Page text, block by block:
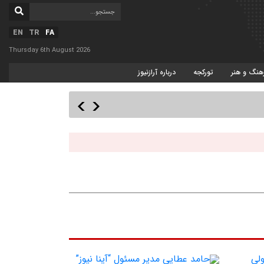
FA
TR
EN
Thursday 6th August 2026
و هنر تورکجه درباره آرازنیوز